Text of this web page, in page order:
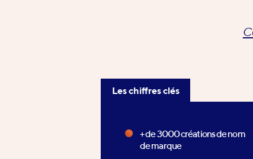
Les chiffres clés
chiffres+ de 3000 créations de nom
de marque